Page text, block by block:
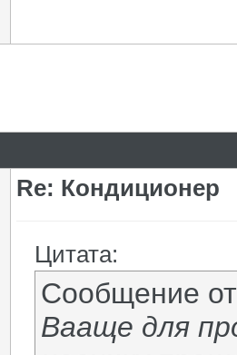
Re: Кондиционер
Цитата:
Сообщение
Вааще для